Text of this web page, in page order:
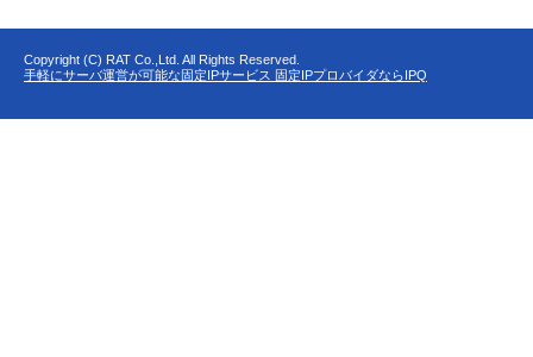
Copyright (C) RAT Co.,Ltd. All Rights Reserved.
手軽にサーバ運営が可能な固定IPサービス 固定IPプロバイダならIPQ